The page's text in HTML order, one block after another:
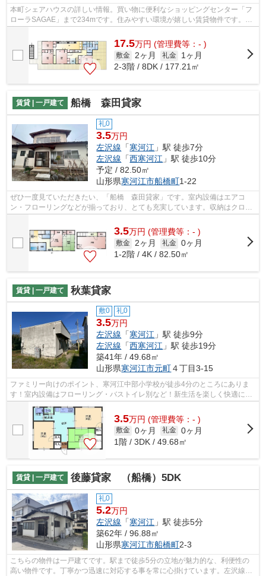
本町シェアハウスの詳しい情報。買い物に便利なショッピングセンター「フ
ローラSAGAE」まで234mです。住みやすい環境が嬉しい賃貸物件です。安
心して住める住環境なら住まいるーむ情報...
17.5万円 (管理費等：- )
敷金 2ヶ月 礼金
1ヶ月
2-3階 / 8DK / 177.21㎡
賃貸 | 一戸建て 船橋 森田貸家
礼0
3.5万円
左沢線 「寒河江 」駅 徒歩7分
左沢線 「西寒河江 」駅 徒歩10分
予定 / 82.50㎡
山形県寒河江市船橋町1-22
ぜひ一度見ていただきたい、「船橋 森田貸家」です。室内設備はエアコ
ン・フローリングなどが揃っており、とても充実しています。収納はクロゼ
ット・押入など豊富なので、衣類や履き...
3.5万円 (管理費等：- )
敷金 2ヶ月 礼金 0ヶ月
1-2階 / 4K / 82.50㎡
賃貸 | 一戸建て 秋葉貸家
敷0 礼0
3.5万円
左沢線 「寒河江 」駅 徒歩9分
左沢線 「西寒河江 」駅 徒歩19分
築41年 / 49.68㎡
山形県寒河江市元町４丁目3-15
ファミリー向けのポイント、寒河江中部小学校が徒歩4分のところにありま
す！室内設備はフローリング・バストイレ別など！新生活を楽しく快適に始
めたい方は是非当社までお問い合わせく...
3.5万円 (管理費等：- )
敷金 0ヶ月 礼金 0ヶ月
1階 / 3DK / 49.68㎡
賃貸 | 一戸建て 後藤貸家 （船橋）5DK
礼0
5.2万円
左沢線 「寒河江 」駅 徒歩5分
築62年 / 96.88㎡
山形県寒河江市船橋町2-3
こちらの物件は一戸建てです。駅まで徒歩5分の立地が魅力的な、利便性の
高い物件です。丁寧かつ迅速に対応する事を常に心掛けています。左沢線寒